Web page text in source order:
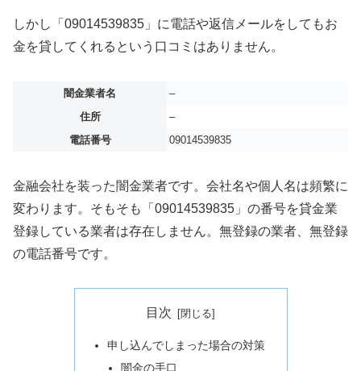
しかし「09014539835」に電話や返信メールをしてもお
金を貸してくれるという口コミはありません。
闇金業者名
–
住所
–
電話番号
09014539835
金融会社を装った闇金業者です。会社名や個人名は頻繁に
変わります。そもそも「09014539835」の番号を貸金業
登録している業者は存在しません。無登録の業者、無登録
の電話番号です。
目次
申し込んでしまった場合の対策
闇金の手口